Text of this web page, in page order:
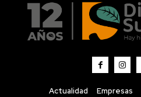
Actualidad Empresas